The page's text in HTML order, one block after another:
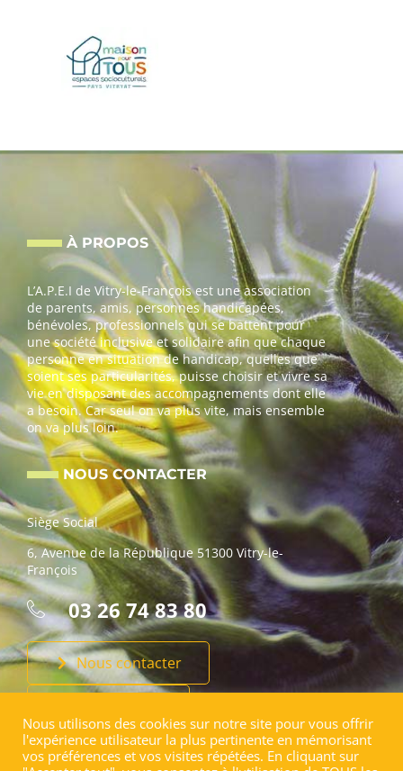
À PROPOS
L’A.P.E.I de Vitry-le-François est une association
de parents, amis, personnes handicapées,
bénévoles, professionnels qui se battent pour
une société inclusive et solidaire afin que chaque
personne en situation de handicap, quelles que
soient ses particularités, puisse choisir et vivre sa
vie en disposant des accompagnements dont elle
a besoin. Car seul on va plus vite, mais ensemble
on va plus loin.
NOUS CONTACTER
Siège Social
6, Avenue de la République 51300 Vitry-le-
François
03 26 74 83 80
Nous contacter
Nous utilisons des cookies sur notre site pour vous offrir
l'expérience utilisateur la plus pertinente en mémorisant
vos préférences et vos visites répétées. En cliquant sur